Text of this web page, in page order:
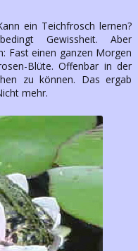
ein Teichfrosch lernen?
Gewissheit. Aber
Fast einen ganzen Morgen
Blüte. Offenbar in der
zu können. Das ergab
mehr.